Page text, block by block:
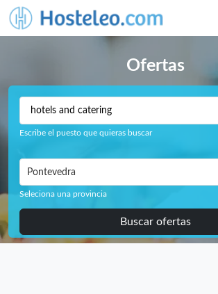
Ofertas
Escribe el puesto que quieras buscar
Pontevedra
Seleciona una provincia
Buscar ofertas